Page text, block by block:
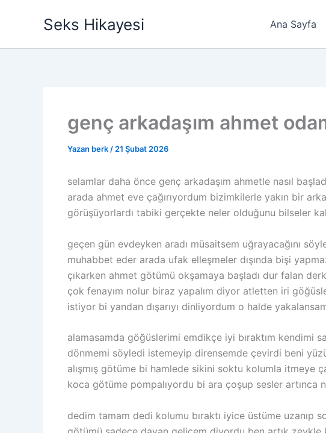
Seks Hikayesi Ana Sayfa
genç arkadaşım ahmet
Yazan berk / 21 Şubat 2026
selamlar daha önce genç arkadaşım ahmetle nasıl
arada ahmet eve çağırıyordum bizimkilerle yakın bir
görüşüyorlardı tabiki gerçekte neler olduğunu bilseler
geçen gün evdeyken aradı müsaitsem uğrayacağını
muhabbet eder arada ufak elleşmeler dışında bişi
çıkarken ahmet götümü okşamaya başladı dur falan
çok fenayım nolur biraz yapalım diyor atletten iri
istiyor bi yandan dışarıyı dinliyordum o halde
alamasamda göğüslerimi emdikçe iyi bıraktım kendimi
dönmemi söyledi istemeyip dirensemde çevirdi beni
alışmış götüme bi hamlede sikini soktu kolumla itmeye
koca götüme pompalıyordu bi ara çoşup sesler artınca
dedim tamam dedi kolumu bıraktı iyice üstüme